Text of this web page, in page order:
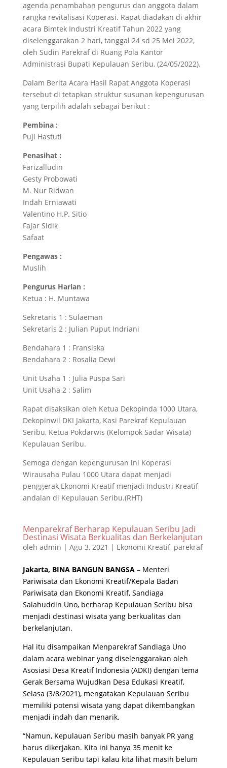
agenda penambahan pengurus dan anggota dalam
rangka revitalisasi Koperasi. Rapat diadakan di akhir
acara Bimtek Industri Kreatif Tahun 2022 yang
diselenggarakan 2 hari, tanggal 24 sd 25 Mei 2022,
oleh Sudin Parekraf di Ruang Pola Kantor
Administrasi Bupati Kepulauan Seribu, (24/05/2022).
Dalam Berita Acara Hasil Rapat Anggota Koperasi
tersebut di tetapkan struktur susunan kepengurusan
yang terpilih adalah sebagai berikut :
Pembina :
Puji Hastuti
Penasihat :
Farizalludin
Gesty Probowati
M. Nur Ridwan
Indah Erniawati
Valentino H.P. Sitio
Fajar Sidik
Safaat
Pengawas :
Muslih
Pengurus Harian :
Ketua : H. Muntawa
Sekretaris 1 : Sulaeman
Sekretaris 2 : Julian Puput Indriani
Bendahara 1 : Fransiska
Bendahara 2 : Rosalia Dewi
Unit Usaha 1 : Julia Puspa Sari
Unit Usaha 2 : Salim
Rapat disaksikan oleh Ketua Dekopinda 1000 Utara,
Dekopinwil DKI Jakarta, Kasi Parekraf Kepulauan
Seribu, Ketua Pokdarwis (Kelompok Sadar Wisata)
Kepulauan Seribu.
Semoga dengan kepengurusan ini Koperasi
Wirausaha Pulau 1000 Utara dapat menjadi
penggerak Ekonomi Kreatif menjadi Industri Kreatif
andalan di Kepulauan Seribu.(RHT)
Menparekraf Berharap Kepulauan Seribu Jadi
Destinasi Wisata Berkualitas dan Berkelanjutan
oleh admin | Agu 3, 2021 | Ekonomi Kreatif, parekraf
Jakarta, BINA BANGUN BANGSA– Menteri
Pariwisata dan Ekonomi Kreatif/Kepala Badan
Pariwisata dan Ekonomi Kreatif, Sandiaga
Salahuddin Uno, berharap Kepulauan Seribu bisa
menjadi destinasi wisata yang berkualitas dan
berkelanjutan.
Hal itu disampaikan Menparekraf Sandiaga Uno
dalam acara webinar yang diselenggarakan oleh
Asosiasi Desa Kreatif Indonesia (ADKI) dengan tema
Gerak Bersama Wujudkan Desa Edukasi Kreatif,
Selasa (3/8/2021), mengatakan Kepulauan Seribu
memiliki potensi wisata yang dapat dikembangkan
menjadi indah dan menarik.
“Namun, Kepulauan Seribu masih banyak PR yang
harus dikerjakan. Kita ini hanya 35 menit ke
Kepulauan Seribu tapi kalau kita lihat masih belum